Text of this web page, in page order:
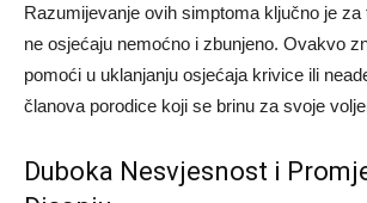
Razumijevanje ovih simptoma ključno je za
ne osjećaju nemoćno i zbunjeno. Ovakvo
pomoći u uklanjanju osjećaja krivice ili
članova porodice koji se brinu za svoje
Duboka Nesvjesnost i